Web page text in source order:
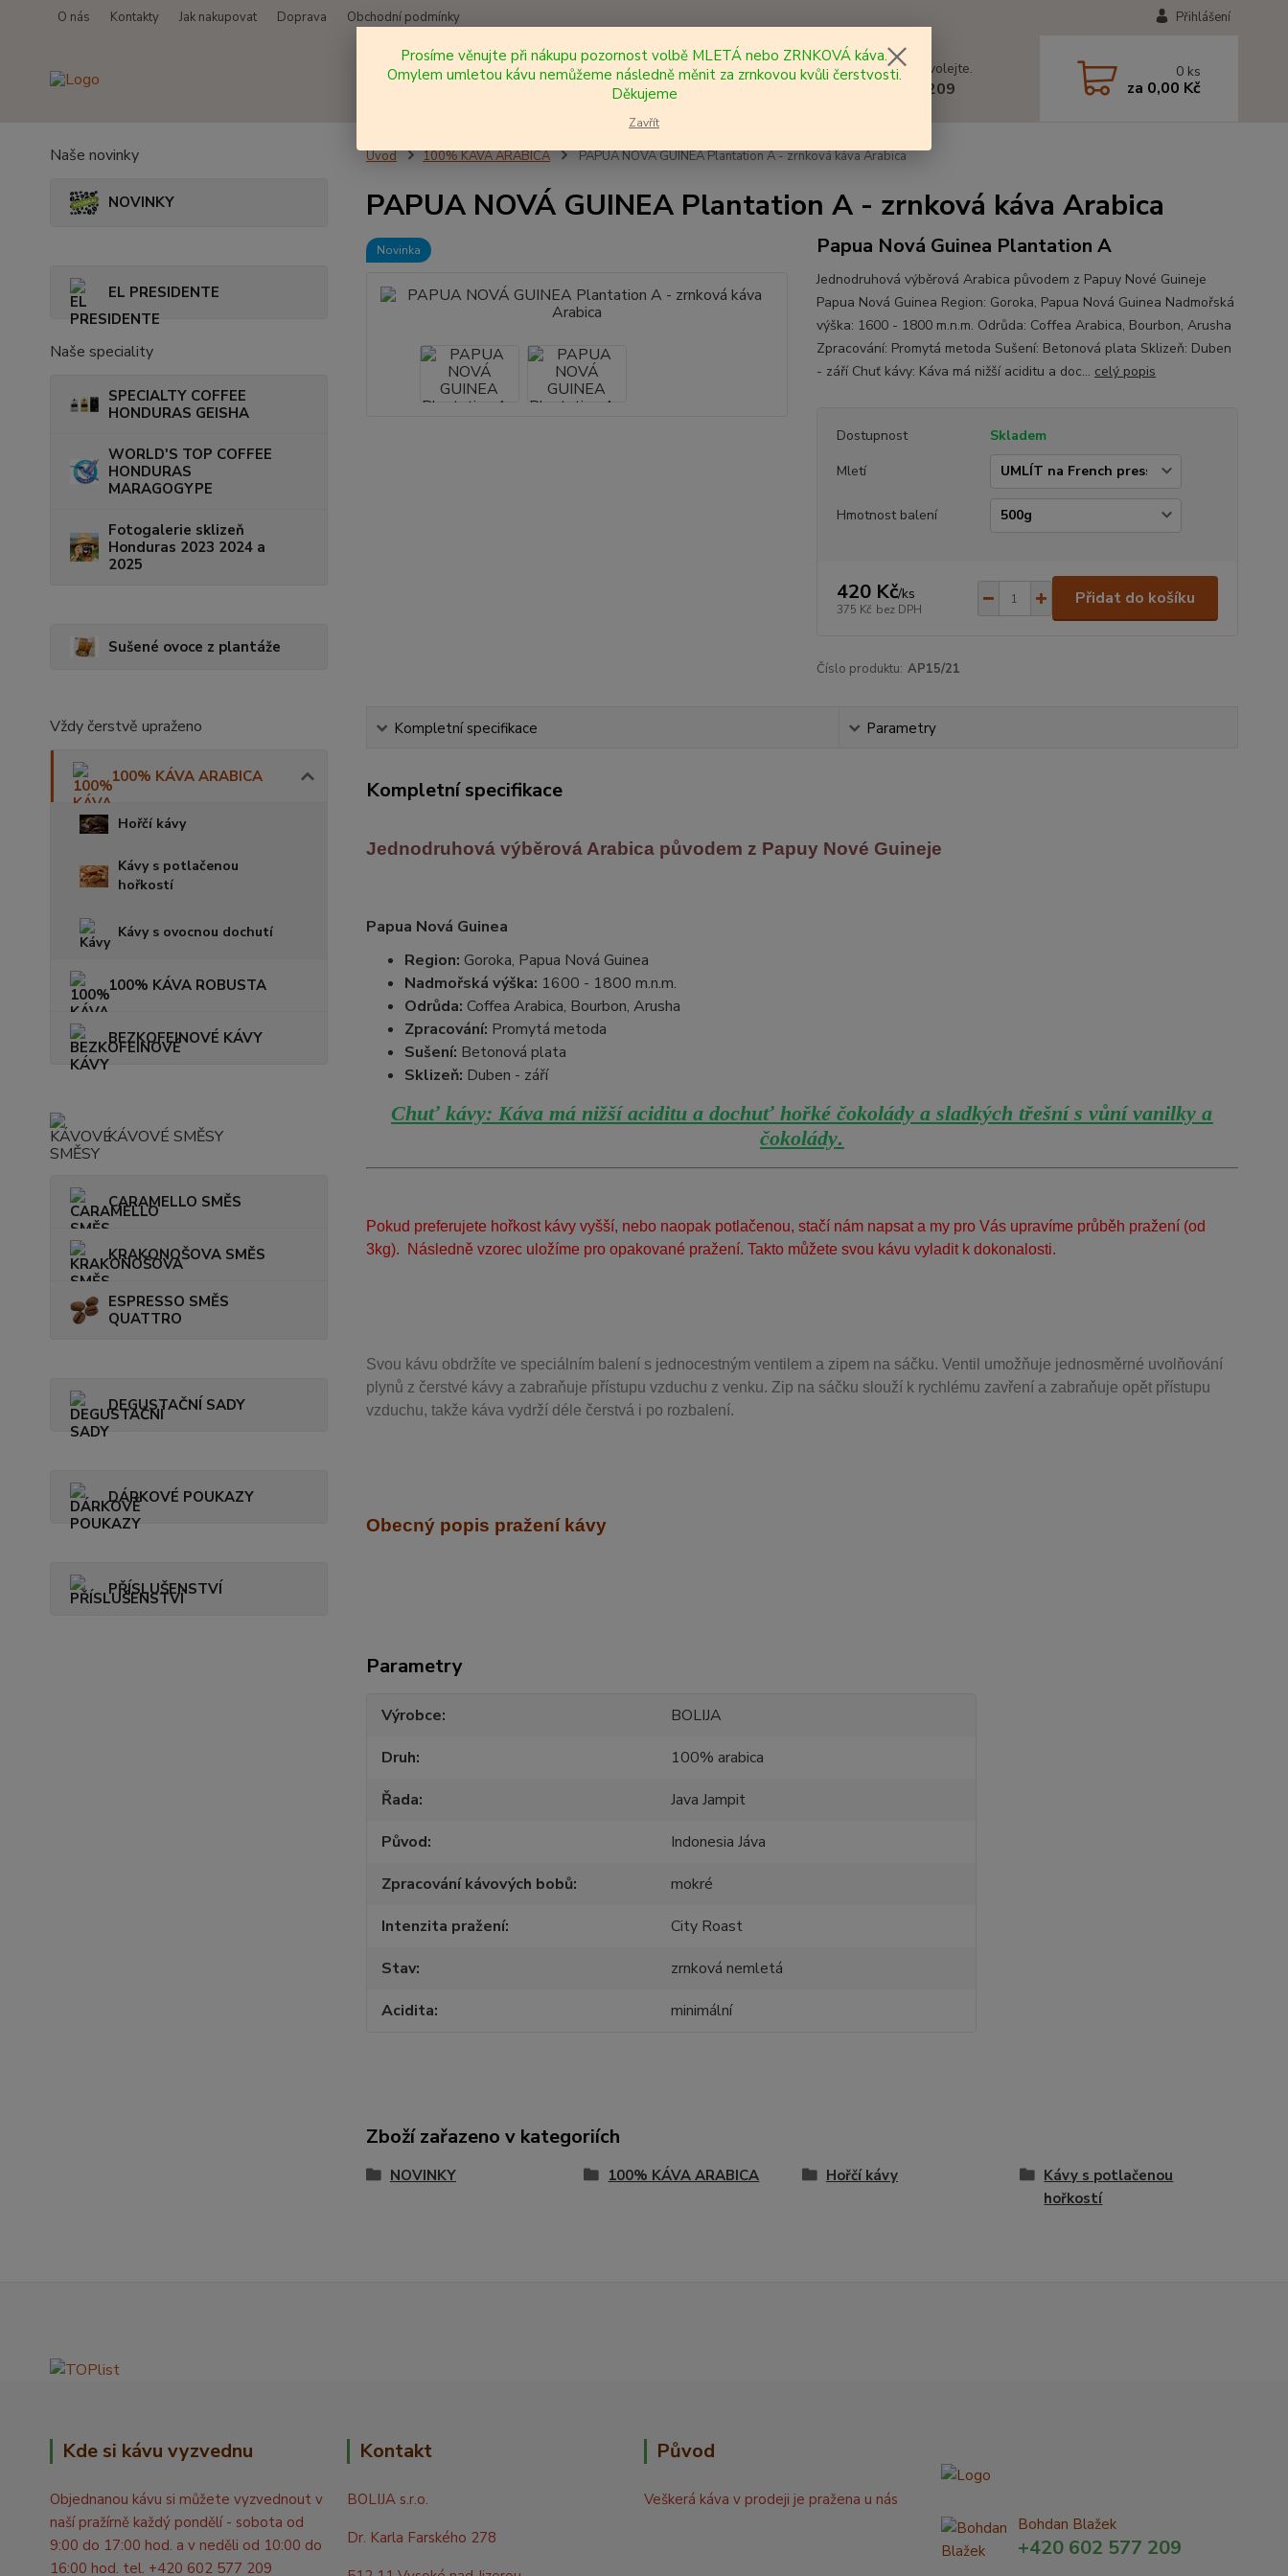
O nás Kontakty Jak nakupovat Doprava Obchodní podmínky Přihlášení
Hledat Nevíte si rady? Zavolejte.
+420 602 577 209
0 ks
za 0,00 Kč
Naše novinky
NOVINKY
EL PRESIDENTE
Naše speciality
SPECIALTY COFFEE
HONDURAS GEISHA
WORLD'S TOP COFFEE
HONDURAS
MARAGOGYPE
Fotogalerie sklizeň
Honduras 2023 2024 a
2025
Sušené ovoce z plantáže
Vždy čerstvě upraženo
100% KÁVA ARABICA
Hořčí kávy
Kávy s potlačenou
hořkostí
Kávy s ovocnou dochutí
100% KÁVA ROBUSTA
BEZKOFEINOVÉ KÁVY
KÁVOVÉ SMĚSY
CARAMELLO SMĚS
KRAKONOŠOVA SMĚS
ESPRESSO SMĚS
QUATTRO
DEGUSTAČNÍ SADY
DÁRKOVÉ POUKAZY
PŘÍSLUŠENSTVÍ
Úvod 100% KÁVA ARABICA PAPUA NOVÁ GUINEA Plantation A - zrnková káva Arabica
PAPUA NOVÁ GUINEA Plantation A - zrnková káva Arabica
Novinka Papua Nová Guinea Plantation A
Jednodruhová výběrová Arabica původem z Papuy Nové Guineje
Papua Nová Guinea Region: Goroka, Papua Nová Guinea Nadmořská
výška: 1600 - 1800 m.n.m. Odrůda: Coffea Arabica, Bourbon, Arusha
Zpracování: Promytá metoda Sušení: Betonová plata Sklizeň: Duben
- září Chuť kávy: Káva má nižší aciditu a doc... celý popis
Dostupnost
Skladem
Mletí
Hmotnost balení
420 Kč/ks
375 Kč bez DPH
Přidat do košíku
Číslo produktu: AP15/21
Kompletní specifikace Parametry
Kompletní specifikace
Jednodruhová výběrová Arabicapůvodem z Papuy Nové Guineje
Papua Nová Guinea
Region: Goroka, Papua Nová Guinea
Nadmořská výška: 1600 - 1800 m.n.m.
Odrůda: Coffea Arabica, Bourbon, Arusha
Zpracování: Promytá metoda
Sušení: Betonová plata
Sklizeň: Duben - září
Chuť kávy: Káva má nižší aciditu a dochuť hořké čokolády a sladkých třešní s vůní vanilky a
čokolády.
Pokud preferujete hořkost kávy vyšší, nebo naopak potlačenou, stačí nám napsat a my pro Vás upravíme průběh pražení (od
3kg). Následně vzorec uložíme pro opakované pražení. Takto můžete svou kávu vyladit k dokonalosti.
Svou kávu obdržíte ve speciálním balení s jednocestným ventilem a zipem na sáčku. Ventil umožňuje jednosměrné uvolňování
plynů z čerstvé kávy a zabraňuje přístupu vzduchu z venku. Zip na sáčku slouží k rychlému zavření a zabraňuje opět přístupu
vzduchu, takže káva vydrží déle čerstvá i po rozbalení.
Obecný popis pražení kávy
Parametry
Výrobce
BOLIJA
Druh
100% arabica
Řada
Java Jampit
Původ
Indonesia Jáva
Zpracování kávových bobů
mokré
Intenzita pražení
City Roast
Stav
zrnková nemletá
Acidita
minimální
Zboží zařazeno v kategoriích
NOVINKY 100% KÁVA ARABICA Hořčí kávy
Kávy s potlačenou
hořkostí
Kde si kávu vyzvednu
Objednanou kávu si můžete vyzvednout v
naší pražírně každý pondělí - sobota od
9:00 do 17:00 hod. a v neděli od 10:00 do
16:00 hod. tel. +420 602 577 209
Kontakt
BOLIJA s.r.o.
Dr. Karla Farského 278
Původ
Veškerá káva v prodeji je pražena u nás
Bohdan Blažek
+420 602 577 209
Prosíme věnujte při nákupu pozornost volbě MLETÁ nebo ZRNKOVÁ káva.
Omylem umletou kávu nemůžeme následně měnit za zrnkovou kvůli čerstvosti.
Děkujeme
Zavřít